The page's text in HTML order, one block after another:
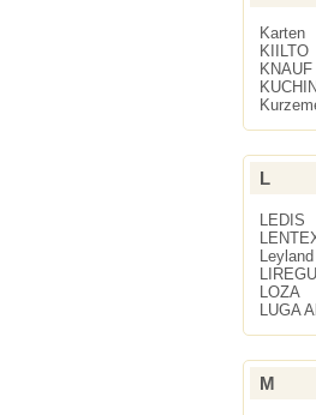
Karten
KIILTO
KNAUF
L
LEDIS
LOZA
LUGA
M